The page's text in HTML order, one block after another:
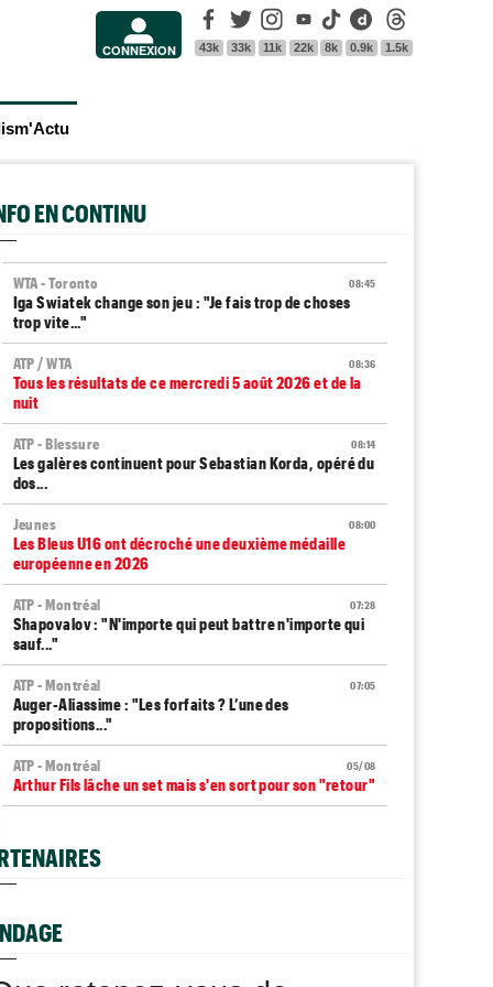
CONNEXION
Facebook
43k
Twitter
33k
Instagram
11k
Youtube
22k
Tik Tok
8k
Dailymotion
0.9k 1.5k
EN CONTINU
08:45
WTA - Toronto
Iga Swiatek change son jeu : "Je fais trop de choses
trop vite..."
08:36
ATP / WTA
Tous les résultats de ce mercredi 5 août 2026 et de la
nuit
08:14
ATP - Blessure
Les galères continuent pour Sebastian Korda, opéré du
dos...
08:00
Jeunes
Les Bleus U16 ont décroché une deuxième médaille
européenne en 2026
07:28
ATP - Montréal
Shapovalov : "N'importe qui peut battre n'importe qui
sauf..."
07:05
ATP - Montréal
Auger-Aliassime : "Les forfaits ? L’une des
propositions..."
05/08
ATP - Montréal
Arthur Fils lâche un set mais s'en sort pour son "retour"
avec qui ?
Abonnement 9,99€ et pour 1 an, Tennis Actu sans pub
et sans pop up !